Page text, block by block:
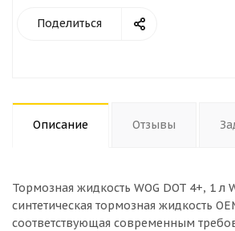
Поделиться
Описание Отзывы
Тормозная жидкость WOG DOT 4+, 1 л
синтетическая тормозная жидкость
соответствующая современным